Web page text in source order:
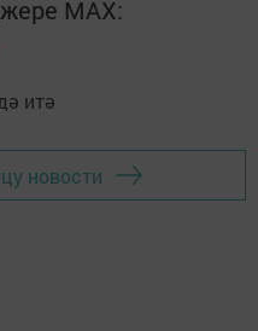
MАХ:
новости